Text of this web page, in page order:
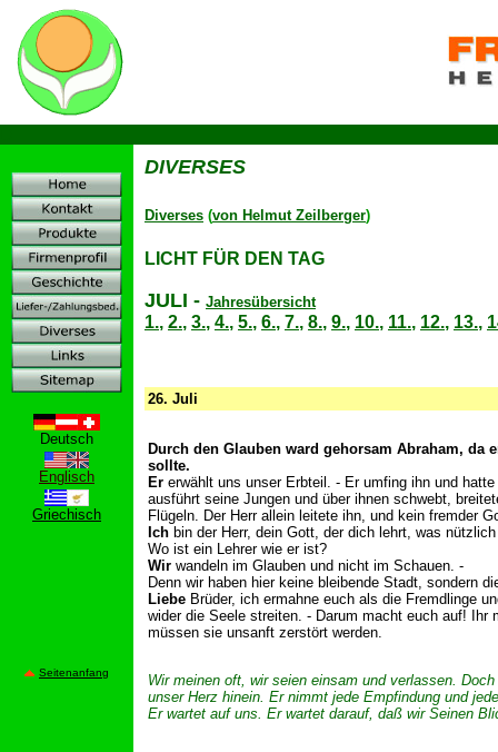
Deutsch
Englisch
Griechisch
Seitenanfang
DIVERSES
Diverses (von Helmut Zeilberger)
LICHT FÜR DEN TAG
JULI - Jahresübersicht
1., 2., 3., 4., 5., 6., 7., 8., 9., 10., 11., 12., 13.,
26. Juli
Durch den Glauben ward gehorsam Abraham, da
sollte.
Er erwählt uns unser Erbteil. - Er umfing ihn und
ausführt seine Jungen und über ihnen schwebt,
Flügeln. Der Herr allein leitete ihn, und kein fremder
Ich bin der Herr, dein Gott, der dich lehrt, was
Wo ist ein Lehrer wie er ist?
Wir wandeln im Glauben und nicht im Schauen. -
Denn wir haben hier keine bleibende Stadt, sondern
Liebe Brüder, ich ermahne euch als die Fremdlinge
wider die Seele streiten. - Darum macht euch auf!
müssen sie unsanft zerstört werden.
Wir meinen oft, wir seien einsam und verlassen.
unser Herz hinein. Er nimmt jede Empfindung und
Er wartet auf uns. Er wartet darauf, daß wir Seinen